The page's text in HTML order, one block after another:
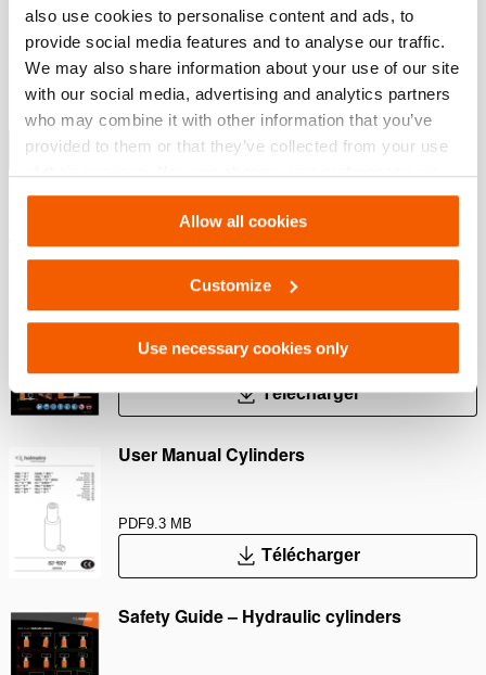
also use cookies to personalise content and ads, to
provide social media features and to analyse our traffic.
We may also share information about your use of our site
with our social media, advertising and analytics partners
who may combine it with other information that you’ve
provided to them or that they’ve collected from your use
of their services. You can change your preferences via
Settings. See ourcookiestatement.
Allow all cookies
Customize
Use necessary cookies only
Anneau Duo power ; une combinaison d’un joint
supérieur et d’un roulement composite extrêmement
solide pour une durée de vie plus longue
La tête XL protège de manière optimale le piston et guide
la charge le plus efficacement possible
Afficher plus
Téléchargements
Safety Guide – Hydraulic hoses & couplers
Télécharger
User Manual Cylinders
PDF9.3 MB
Télécharger
Safety Guide – Hydraulic cylinders